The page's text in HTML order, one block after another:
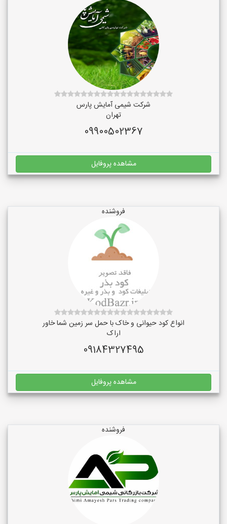
شرکت شیمی آمایش پارس
تهران
09900502367
مشاهده پروفایل
فروشنده
انواع کود حیوانی و خاک با حمل سر زمین شما خاور
اراک
09184327495
مشاهده پروفایل
فروشنده